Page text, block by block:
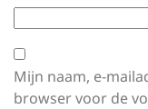
Mijn naam, e-
browser voor de